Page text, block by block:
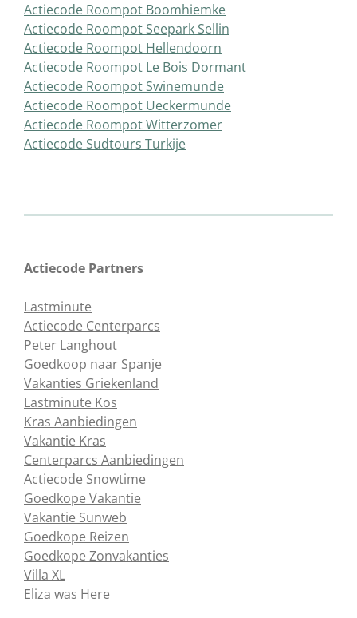
Actiecode Roompot Boomhiemke
Actiecode Roompot Seepark Sellin
Actiecode Roompot Hellendoorn
Actiecode Roompot Le Bois Dormant
Actiecode Roompot Swinemunde
Actiecode Roompot Ueckermunde
Actiecode Roompot Witterzomer
Actiecode Sudtours Turkije
Actiecode Partners
Lastminute
Actiecode Centerparcs
Peter Langhout
Goedkoop naar Spanje
Vakanties Griekenland
Lastminute Kos
Kras Aanbiedingen
Vakantie Kras
Centerparcs Aanbiedingen
Actiecode Snowtime
Goedkope Vakantie
Vakantie Sunweb
Goedkope Reizen
Goedkope Zonvakanties
Villa XL
Eliza was Here